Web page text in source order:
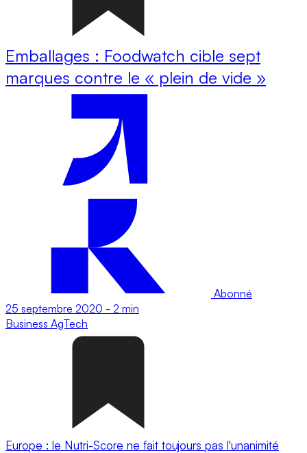
Emballages : Foodwatch cible sept
marques contre le « plein de vide »
Abonné
25 septembre 2020 - 2 min
Business AgTech
Europe : le Nutri-Score ne fait toujours pas l'unanimité